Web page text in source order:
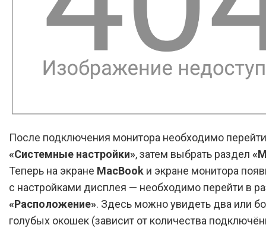
После подключения монитора необходимо
«Системные настройки», затем выбрать раздел
Теперь на экране MacBook и экране монитора
с настройками дисплея — необходимо перейти в
«Расположение». Здесь можно увидеть два или
голубых окошек (зависит от количества